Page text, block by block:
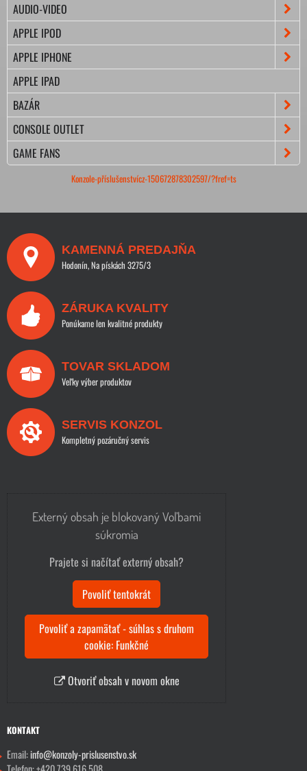
AUDIO-VIDEO
APPLE IPOD
APPLE IPHONE
APPLE IPAD
BAZÁR
CONSOLE OUTLET
GAME FANS
Konzole-příslušenstvícz-150672878302597/?fref=ts
KAMENNÁ PREDAJŇA
Hodonín, Na pískách 3275/3
ZÁRUKA KVALITY
Ponúkame len kvalitné produkty
TOVAR SKLADOM
Veľky výber produktov
SERVIS KONZOL
Kompletný pozáručný servis
Externý obsah je blokovaný Voľbami
súkromia
Prajete si načítať externý obsah?
Povoliť tentokrát
Povoliť a zapamätať - súhlas s druhom
cookie: Funkčné
Otvoriť obsah v novom okne
KONTAKT
Email:info@konzoly-prislusenstvo.sk